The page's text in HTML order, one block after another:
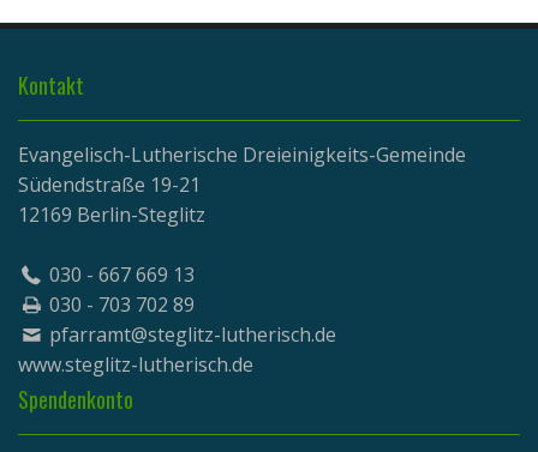
Kontakt
Evangelisch-Lutherische Dreieinigkeits-Gemeinde
Südendstraße 19-21
12169 Berlin-Steglitz
030 - 667 669 13
030 - 703 702 89
pfarramt@steglitz-lutherisch.de
www.steglitz-lutherisch.de
Spendenkonto